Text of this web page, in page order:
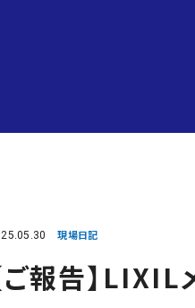
現場日記
ご報告】LIXIL